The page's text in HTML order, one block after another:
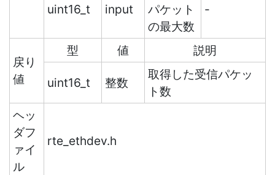
uint16_t input
パケット
の最大数
-
戻り
値
型 値 説明
uint16_t 整数
取得した受信パケッ
ト数
ヘッ
ダフ
ァイ
ル
rte_ethdev.h